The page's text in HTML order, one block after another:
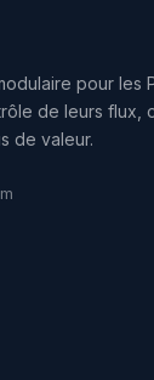
pour les
de leurs flux,
de valeur.